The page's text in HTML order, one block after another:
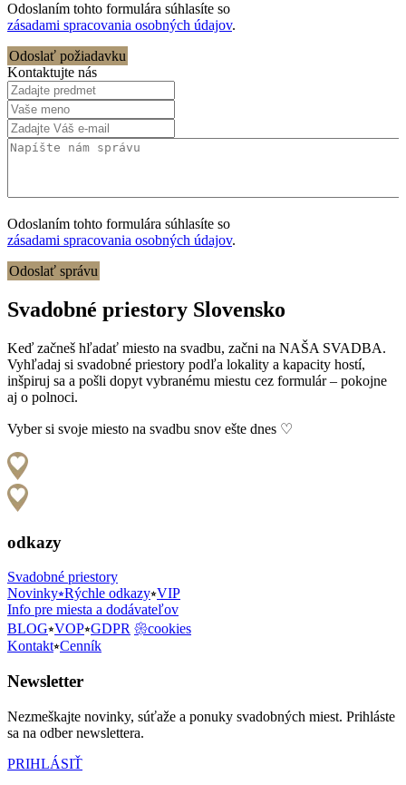
Odoslaním tohto formulára súhlasíte so
zásadami spracovania osobných údajov.
Odoslať požiadavku
Kontaktujte nás
Odoslaním tohto formulára súhlasíte so
zásadami spracovania osobných údajov.
Odoslať správu
Svadobné priestory Slovensko
Keď začneš hľadať miesto na svadbu, začni na NAŠA SVADBA.
Vyhľadaj si svadobné priestory podľa lokality a kapacity hostí,
inšpiruj sa a pošli dopyt vybranému miestu cez formulár – pokojne
aj o polnoci.
Vyber si svoje miesto na svadbu snov ešte dnes ♡
odkazy
Svadobné priestory
Novinky⭒Rýchle odkazy⭒VIP
Info pre miesta a dodávateľov
BLOG⭒VOP⭒GDPR 𑁍cookies
Kontakt⭒Cenník
Newsletter
Nezmeškajte novinky, súťaže a ponuky svadobných miest. Prihláste
sa na odber newslettera.
PRIHLÁSIŤ